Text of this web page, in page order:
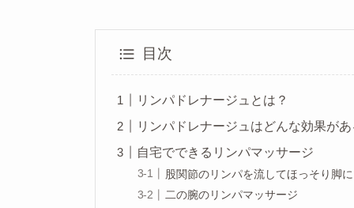
目次
リンパドレナージュとは？
リンパドレナージュはどんな効果が
自宅でできるリンパマッサージ
股関節のリンパを流してほっそり脚に
二の腕のリンパマッサージ